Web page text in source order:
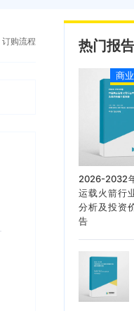
订购流程 热门报告
商
2026-2032
运载火箭行
分析及投资
告